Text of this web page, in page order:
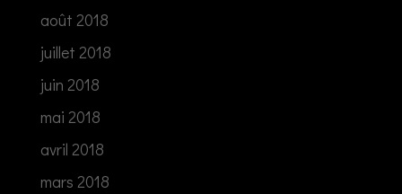
août 2018
juillet 2018
juin 2018
mai 2018
avril 2018
mars 2018